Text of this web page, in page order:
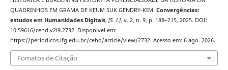
QUADRINHOS EM GRAMA DE KEUM SUK GENDRY-KIM. Convergências:
estudos em Humanidades Digitais, [S. l.], v. 2, n. 9, p. 188–215, 2025. DOI:
10.59616/cehd.v2i9.2732. Disponível em:
https://periodicos.ifg.edu.br/cehd/article/view/2732. Acesso em: 6 ago. 2026.
Fomatos de Citação